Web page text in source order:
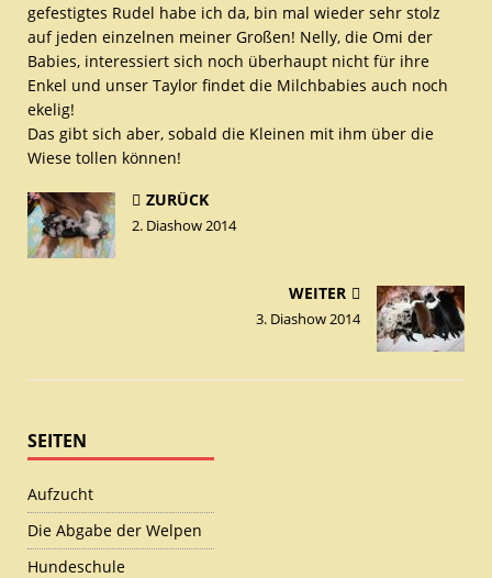
gefestigtes Rudel habe ich da, bin mal wieder sehr stolz
auf jeden einzelnen meiner Großen! Nelly, die Omi der
Babies, interessiert sich noch überhaupt nicht für ihre
Enkel und unser Taylor findet die Milchbabies auch noch
ekelig!
Das gibt sich aber, sobald die Kleinen mit ihm über die
Wiese tollen können!
ZURÜCK
2. Diashow 2014
WEITER
3. Diashow 2014
SEITEN
Aufzucht
Die Abgabe der Welpen
Hundeschule